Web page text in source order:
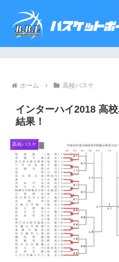
ホーム 高校バスケ
インターハイ2018 高
結果！
高校バスケ